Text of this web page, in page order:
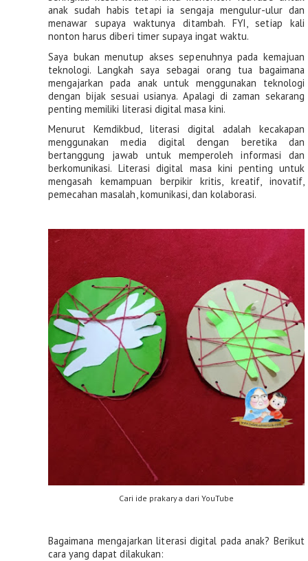
anak sudah habis tetapi ia sengaja mengulur-ulur dan
menawar supaya waktunya ditambah. FYI, setiap kali
nonton harus diberi timer supaya ingat waktu.
Saya bukan menutup akses sepenuhnya pada kemajuan
teknologi. Langkah saya sebagai orang tua bagaimana
mengajarkan pada anak untuk menggunakan teknologi
dengan bijak sesuai usianya. Apalagi di zaman sekarang
penting memiliki literasi digital masa kini.
Menurut Kemdikbud, literasi digital adalah kecakapan
menggunakan media digital dengan beretika dan
bertanggung jawab untuk memperoleh informasi dan
berkomunikasi. Literasi digital masa kini penting untuk
mengasah kemampuan berpikir kritis, kreatif, inovatif,
pemecahan masalah, komunikasi, dan kolaborasi.
Cari ide prakarya dari YouTube
Bagaimana mengajarkan literasi digital pada anak? Berikut
cara yang dapat dilakukan: